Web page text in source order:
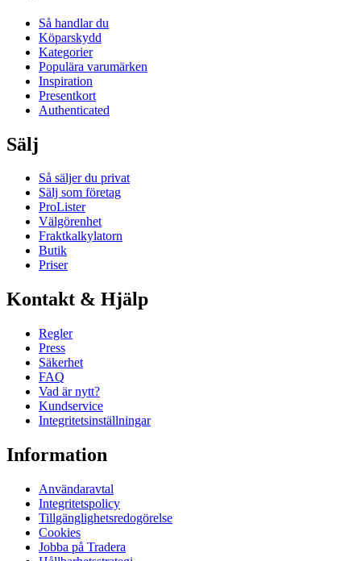
Så handlar du
Köparskydd
Kategorier
Populära varumärken
Inspiration
Presentkort
Authenticated
Sälj
Så säljer du privat
Sälj som företag
ProLister
Välgörenhet
Fraktkalkylatorn
Butik
Priser
Kontakt & Hjälp
Regler
Press
Säkerhet
FAQ
Vad är nytt?
Kundservice
Integritetsinställningar
Information
Användaravtal
Integritetspolicy
Tillgänglighetsredogörelse
Cookies
Jobba på Tradera